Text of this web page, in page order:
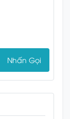
Nhấn Gọi